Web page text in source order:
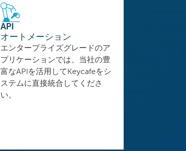
API
オートメーション
エンタープライズグレードのア
プリケーションでは、当社の豊
富なAPIを活用してKeycafeをシ
ステムに直接統合してくださ
い。